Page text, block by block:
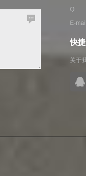
Q Q
E-
快
关于